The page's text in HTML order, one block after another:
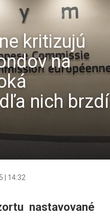
kritizujú
na
nich brzdí
| 14:32
nastavované